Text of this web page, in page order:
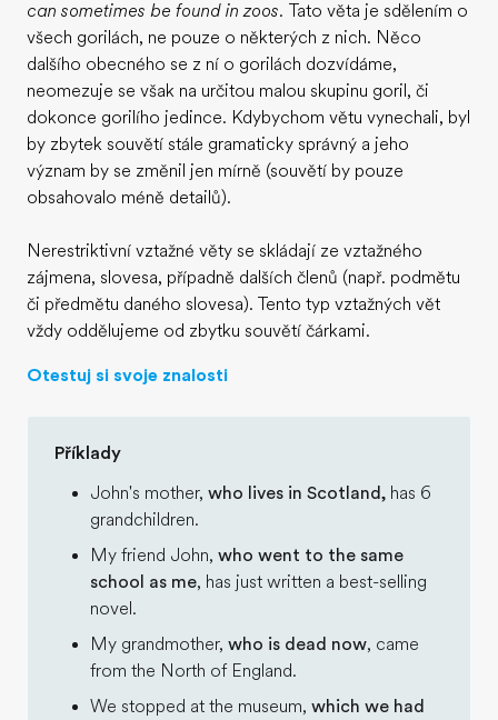
O nás
Kdo jsme
Kariéra
Přidejte se k nám do týmu
can sometimes be found in zoos. Tato věta je sdělením o
všech gorilách, ne pouze o některých z nich. Něco
dalšího obecného se z ní o gorilách dozvídáme,
neomezuje se však na určitou malou skupinu goril, či
dokonce gorilího jedince. Kdybychom větu vynechali, byl
by zbytek souvětí stále gramaticky správný a jeho
význam by se změnil jen mírně (souvětí by pouze
obsahovalo méně detailů).
Nerestriktivní vztažné věty se skládají ze vztažného
zájmena, slovesa, případně dalších členů (např. podmětu
či předmětu daného slovesa). Tento typ vztažných vět
vždy oddělujeme od zbytku souvětí čárkami.
Otestuj si svoje znalosti
Příklady
John's mother, who lives in Scotland, has 6
grandchildren.
My friend John, who went to the same
school as me, has just written a best-selling
novel.
My grandmother, who is dead now, came
from the North of England.
We stopped at the museum, which we had